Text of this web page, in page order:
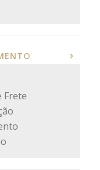
Frete